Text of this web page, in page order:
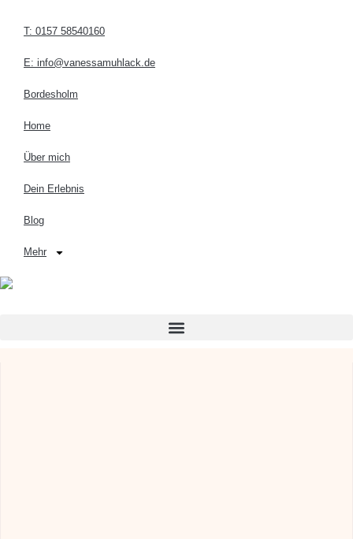
T: 0157 58540160
E: info@vanessamuhlack.de
Bordesholm
Home
Über mich
Dein Erlebnis
Blog
Mehr